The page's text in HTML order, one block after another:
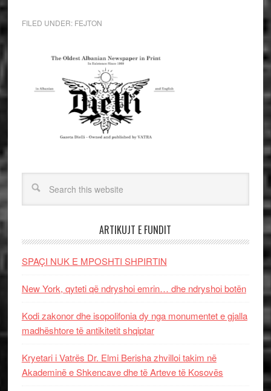
FILED UNDER: FEJTON
ARTIKUJT E FUNDIT
SPAÇI NUK E MPOSHTI SHPIRTIN
New York, qyteti që ndryshoi emrin… dhe ndryshoi botën
Kodi zakonor dhe isopolifonia dy nga monumentet e gjalla
madhështore të antikitetit shqiptar
Kryetari i Vatrës Dr. Elmi Berisha zhvilloi takim në
Akademinë e Shkencave dhe të Arteve të Kosovës